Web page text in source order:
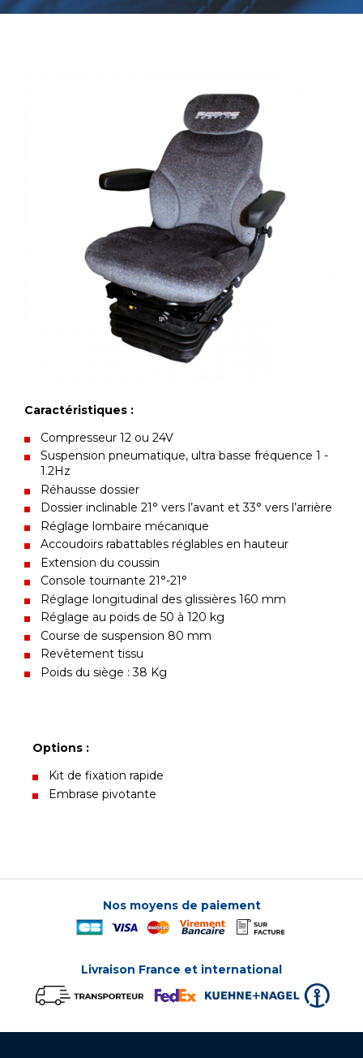
Caractéristiques :
Compresseur 12 ou 24V
Suspension pneumatique, ultra basse fréquence 1 -
1.2Hz
Réhausse dossier
Dossier inclinable 21° vers l’avant et 33° vers l’arrière
Réglage lombaire mécanique
Accoudoirs rabattables réglables en hauteur
Extension du coussin
Console tournante 21°-21°
Réglage longitudinal des glissières 160 mm
Réglage au poids de 50 à 120 kg
Course de suspension 80 mm
Revêtement tissu
Poids du siège : 38 Kg
Options :
Kit de fixation rapide
Embrase pivotante
Nos moyens de paiement
Livraison France et international